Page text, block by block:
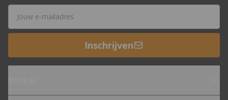
E-mailadres
Inschrijven